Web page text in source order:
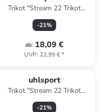
Trikot "Stream 22 Trikot
Langarm" in Weiß
-21%
ab: 18,09 €
UVP: 22,99 €*
uhlsport
Trikot "Stream 22 Trikot
Langarm" in Blau
-21%